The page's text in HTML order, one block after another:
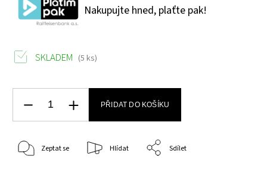
Nakupujte hned, plaťte pak!
SKLADEM (5 ks)
PŘIDAT DO KOŠÍKU
Zeptat se Hlídat Sdílet